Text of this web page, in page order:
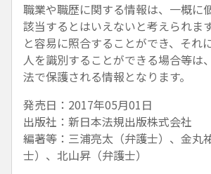
職業や職歴に関する情報は、一概に
該当するとはいえないと考えられま
と容易に照合することができ、それ
人を識別することができる場合等は
法で保護される情報となります。
発売日：2017年05月01日
出版社：新日本法規出版株式会社
編著等：三浦亮太（弁護士）、金丸
士）、北山昇（弁護士）